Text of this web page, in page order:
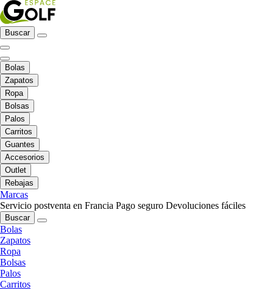
Buscar
Bolas
Zapatos
Ropa
Bolsas
Palos
Carritos
Guantes
Accesorios
Outlet
Rebajas
Marcas
Servicio postventa en Francia Pago seguro Devoluciones fáciles
Buscar
Bolas
Zapatos
Ropa
Bolsas
Palos
Carritos